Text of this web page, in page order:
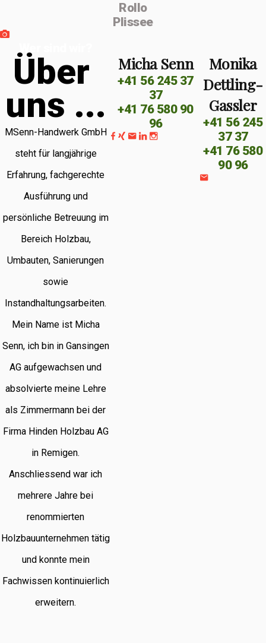
Rollo
Plissee
Über
uns ...
MSenn-Handwerk GmbH
steht für langjährige
Erfahrung, fachgerechte
Ausführung und
persönliche Betreuung im
Bereich Holzbau,
Umbauten, Sanierungen
sowie
Instandhaltungsarbeiten.
Mein Name ist Micha
Senn, ich bin in Gansingen
AG aufgewachsen und
absolvierte meine Lehre
als Zimmermann bei der
Firma Hinden Holzbau AG
in Remigen.
Anschliessend war ich
mehrere Jahre bei
renommierten
Holzbauunternehmen tätig
und konnte mein
Fachwissen kontinuierlich
erweitern.
Micha Senn
+41 56 245 37
37
+41 76 580 90
96
Monika
Dettling-
Gassler
+41 56 245
37 37
+41 76 580
90 96